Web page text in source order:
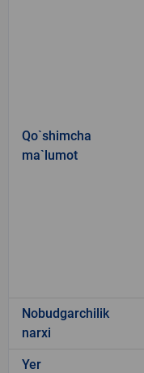
Qo`shimcha
ma`lumot
Nobudgarchilik
narxi
Yer